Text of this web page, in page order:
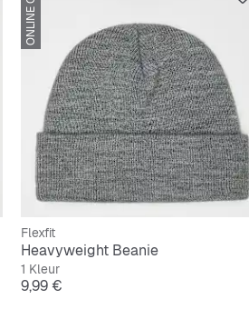
Flexfit
Heavyweight Beanie
1 Kleur
Prijs
9,99 €